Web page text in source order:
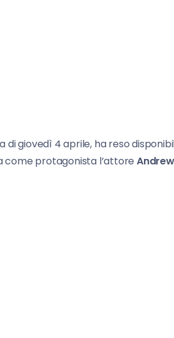
di giovedì 4 aprile, ha reso
come protagonista l’attore Andrew